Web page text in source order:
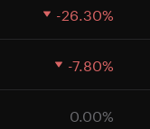
-26.30%
-7.80%
0.00%